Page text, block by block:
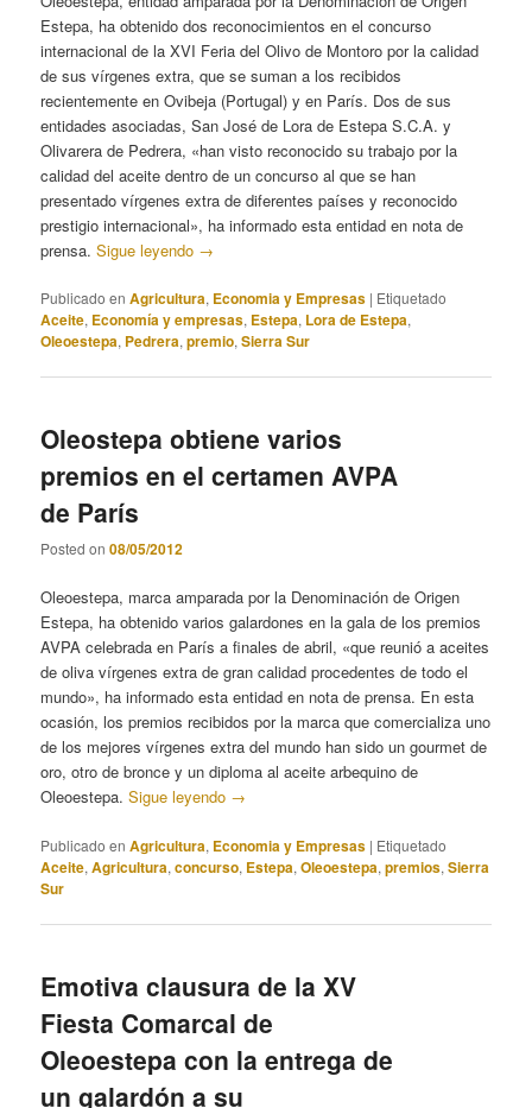
Estepa, ha obtenido dos reconocimientos en el concurso
internacional de la XVI Feria del Olivo de Montoro por la calidad
de sus vírgenes extra, que se suman a los recibidos
recientemente en Ovibeja (Portugal) y en París. Dos de sus
entidades asociadas, San José de Lora de Estepa S.C.A. y
Olivarera de Pedrera, «han visto reconocido su trabajo por la
calidad del aceite dentro de un concurso al que se han
presentado vírgenes extra de diferentes países y reconocido
prestigio internacional», ha informado esta entidad en nota de
prensa.Sigue leyendo →
Publicado en Agricultura, Economia y Empresas | Etiquetado
Aceite, Economía y empresas, Estepa, Lora de Estepa,
Oleoestepa, Pedrera,premio,Sierra Sur
Oleostepa obtiene varios
premios en el certamen AVPA
de París
Posted on08/05/2012
Oleoestepa, marca amparada por la Denominación de Origen
Estepa, ha obtenido varios galardones en la gala de los premios
AVPA celebrada en París a finales de abril, «que reunió a aceites
de oliva vírgenes extra de gran calidad procedentes de todo el
mundo», ha informado esta entidad en nota de prensa. En esta
ocasión, los premios recibidos por la marca que comercializa uno
de los mejores vírgenes extra del mundo han sido un gourmet de
oro, otro de bronce y un diploma al aceite arbequino de
Oleoestepa.Sigue leyendo →
Publicado en Agricultura, Economia y Empresas | Etiquetado
Aceite,Agricultura,concurso, Estepa,Oleoestepa,premios,Sierra
Sur
Emotiva clausura de la XV
Fiesta Comarcal de
Oleoestepa con la entrega de
un galardón a su